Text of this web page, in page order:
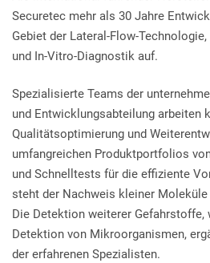
Securetec mehr als 30 Jahre
Gebiet der Lateral-Flow-
und In-Vitro-Diagnostik auf.
Spezialisierte Teams der
und Entwicklungsabteilung arbeiten
Qualitätsoptimierung und
umfangreichen Produktportfolios
und Schnelltests für die effiziente
steht der Nachweis kleiner Moleküle
Die Detektion weiterer Gefahrstoffe,
Detektion von Mikroorganismen,
der erfahrenen Spezialisten.